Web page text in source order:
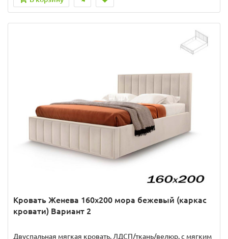
Кровать Женева 160х200 мора бежевый (каркас
кровати) Вариант 2
Двуспальная мягкая кровать, ЛДСП/ткань/велюр, с мягким